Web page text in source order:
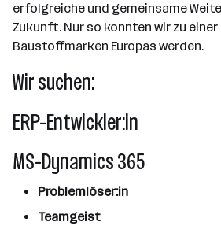
erfolgreiche und gemeinsame
Zukunft. Nur so konnten wir zu
Baustoffmarken Europas werden.
Wir suchen:
ERP-Entwickler:in
MS-Dynamics 365
Problemlöser:in
Teamgeist